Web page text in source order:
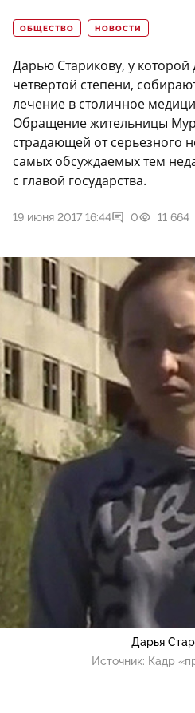
ОБЩЕСТВО НОВОСТИ
Дарью Старикову, у которой
четвертой степени,
лечение в столичное
Обращение жительницы
страдающей от серьезного
самых обсуждаемых тем
с главой государства.
19 июня 2017 16:44 0 11 664
Дарья
Источник: Кадр